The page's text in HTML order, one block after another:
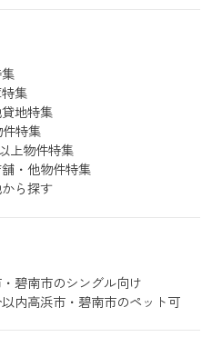
集
地特集
特集
上物件特集
・他物件特集
ら探す
碧南市のシングル向け
内高浜市・碧南市のペット可